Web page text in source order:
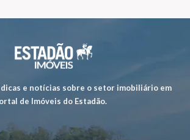
e notícias sobre o setor imobiliário em
de Imóveis do Estadão.